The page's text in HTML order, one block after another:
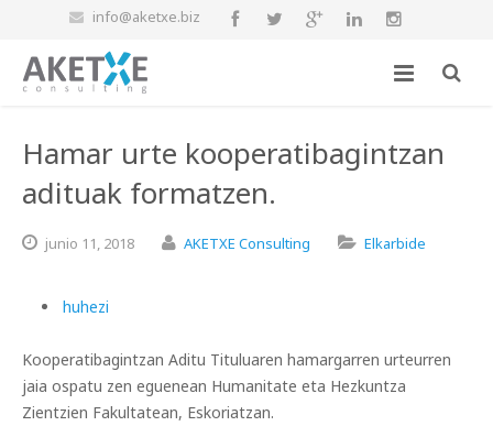
info@aketxe.biz
Hamar urte kooperatibagintzan
adituak formatzen.
junio 11, 2018 AKETXE Consulting Elkarbide
huhezi
Kooperatibagintzan Aditu Tituluaren hamargarren urteurren
jaia ospatu zen eguenean Humanitate eta Hezkuntza
Zientzien Fakultatean, Eskoriatzan.